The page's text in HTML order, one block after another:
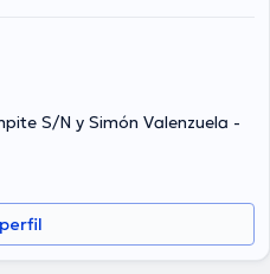
S/N y Simón Valenzuela -